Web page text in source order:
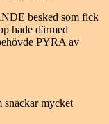
besked som fick
hade därmed
PYRA av
snackar mycket